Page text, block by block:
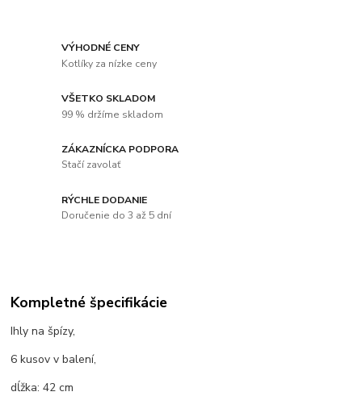
VÝHODNÉ CENY
Kotlíky za nízke ceny
VŠETKO SKLADOM
99 % držíme skladom
ZÁKAZNÍCKA PODPORA
Stačí zavolať
RÝCHLE DODANIE
Doručenie do 3 až 5 dní
Kompletné špecifikácie
Ihly na špízy,
6 kusov v balení,
dĺžka: 42 cm